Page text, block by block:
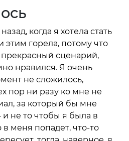
когда я хотела стать
горела, потому что
сценарий,
нравился. Я очень
не сложилось,
пор ни разу ко мне не
за который бы мне
и не то чтобы я была в
в меня попадет, что-то